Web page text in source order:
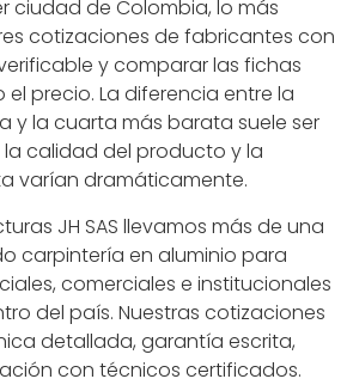
ciudad de Colombia, lo más
cotizaciones de fabricantes con
y comparar las fichas
precio. La diferencia entre la
y la cuarta más barata suele ser
la calidad del producto y la
varían dramáticamente.
JH SAS llevamos más de una
carpintería en aluminio para
comerciales e institucionales
del país. Nuestras cotizaciones
detallada, garantía escrita,
con técnicos certificados.